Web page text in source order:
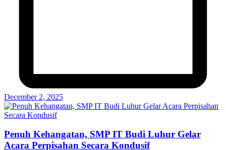
December 2, 2025
Penuh Kehangatan, SMP IT Budi Luhur Gelar
Acara Perpisahan Secara Kondusif